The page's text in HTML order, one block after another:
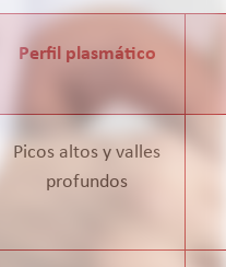
Perfil plasmático
Picos altos y valles
profundos